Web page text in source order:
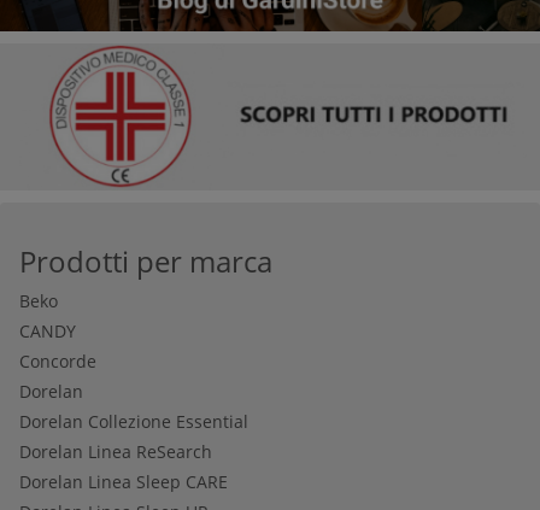
Prodotti per marca
Beko
CANDY
Concorde
Dorelan
Dorelan Collezione Essential
Dorelan Linea ReSearch
Dorelan Linea Sleep CARE